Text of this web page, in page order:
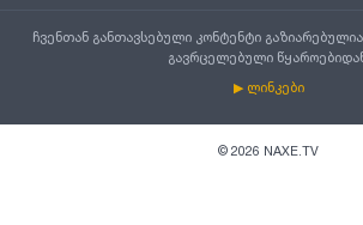
ჩვენთან განთავსებული კონტენტი
გავრცელებული
▶ ლინკები
© 2026 NAXE.TV